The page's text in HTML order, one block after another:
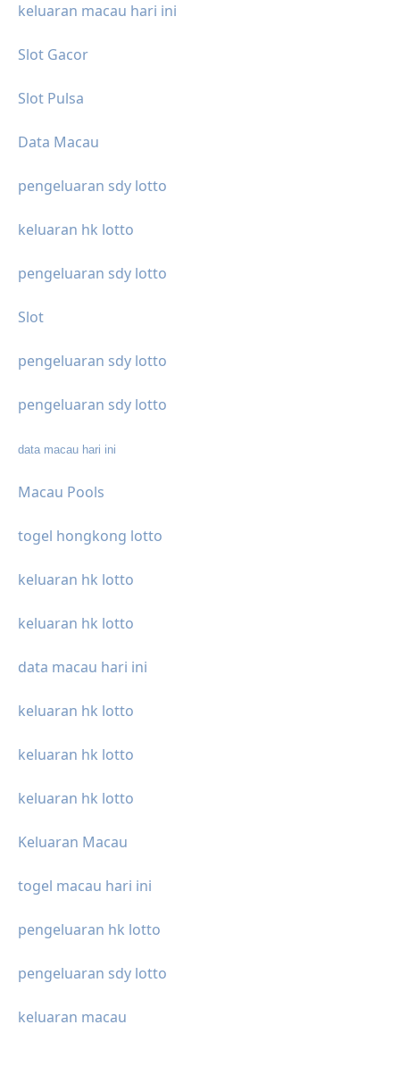
keluaran macau hari ini
Slot Gacor
Slot Pulsa
Data Macau
pengeluaran sdy lotto
keluaran hk lotto
pengeluaran sdy lotto
Slot
pengeluaran sdy lotto
pengeluaran sdy lotto
data macau hari ini
Macau Pools
togel hongkong lotto
keluaran hk lotto
keluaran hk lotto
data macau hari ini
keluaran hk lotto
keluaran hk lotto
keluaran hk lotto
Keluaran Macau
togel macau hari ini
pengeluaran hk lotto
pengeluaran sdy lotto
keluaran macau